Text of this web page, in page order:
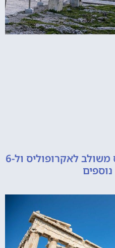
קומבו אקרופוליס: כרטיס משולב לאקרופוליס ול-6